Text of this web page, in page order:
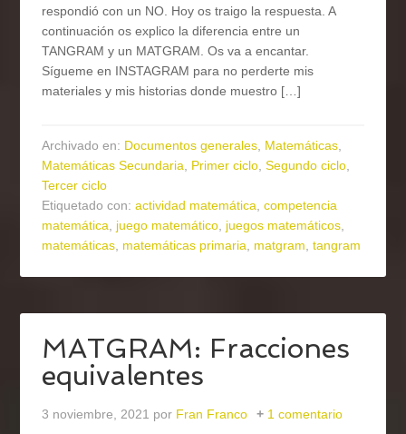
respondió con un NO. Hoy os traigo la respuesta. A
continuación os explico la diferencia entre un
TANGRAM y un MATGRAM. Os va a encantar.
Sígueme en INSTAGRAM para no perderte mis
materiales y mis historias donde muestro […]
Archivado en: Documentos generales, Matemáticas,
Matemáticas Secundaria, Primer ciclo,Segundo ciclo,
Tercer ciclo
Etiquetado con:actividad matemática,competencia
matemática, juego matemático, juegos matemáticos,
matemáticas, matemáticas primaria, matgram,tangram
MATGRAM: Fracciones
equivalentes
3 noviembre, 2021 por Fran Franco 1 comentario